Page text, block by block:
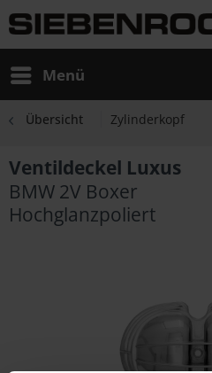
Menü
Übersicht Zylinderkopf
Ventildeckel Luxus
BMW 2V Boxer
Hochglanzpoliert